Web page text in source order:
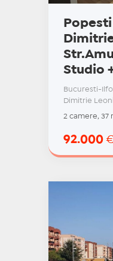
Studio
Bucuresti-
Dimitrie
2 camere, 37
92.000